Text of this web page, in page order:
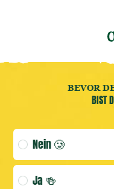
BEVOR
BIST
Age verification
Nein 🥲
Ja 🍻